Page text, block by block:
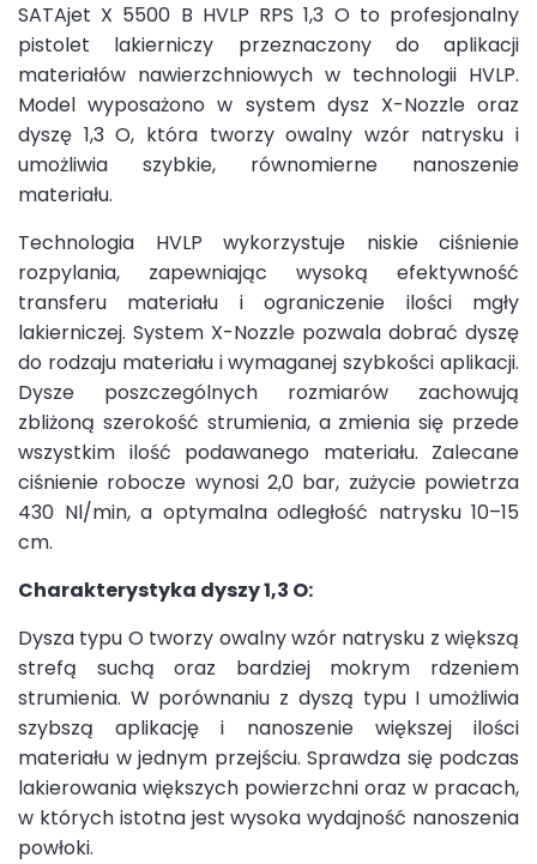
SATAjet X 5500 B HVLP RPS 1,3 O to profesjonalny
pistolet lakierniczy przeznaczony do aplikacji
materiałów nawierzchniowych w technologii HVLP.
Model wyposażono w system dysz X-Nozzle oraz
dyszę 1,3 O, która tworzy owalny wzór natrysku i
umożliwia szybkie, równomierne nanoszenie
materiału.
Technologia HVLP wykorzystuje niskie ciśnienie
rozpylania, zapewniając wysoką efektywność
transferu materiału i ograniczenie ilości mgły
lakierniczej. System X-Nozzle pozwala dobrać dyszę
do rodzaju materiału i wymaganej szybkości aplikacji.
Dysze poszczególnych rozmiarów zachowują
zbliżoną szerokość strumienia, a zmienia się przede
wszystkim ilość podawanego materiału. Zalecane
ciśnienie robocze wynosi 2,0 bar, zużycie powietrza
430 Nl/min, a optymalna odległość natrysku 10–15
cm.
Charakterystyka dyszy 1,3 O:
Dysza typu O tworzy owalny wzór natrysku z większą
strefą suchą oraz bardziej mokrym rdzeniem
strumienia. W porównaniu z dyszą typu I umożliwia
szybszą aplikację i nanoszenie większej ilości
materiału w jednym przejściu. Sprawdza się podczas
lakierowania większych powierzchni oraz w pracach,
w których istotna jest wysoka wydajność nanoszenia
powłoki.